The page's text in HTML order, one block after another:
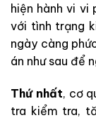
hiện hành vi
với tình trạng
ngày càng
án như sau để
Thứ nhất, cơ
tra kiểm tra,